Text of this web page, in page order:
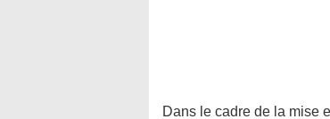
Dans le cadre de la mise